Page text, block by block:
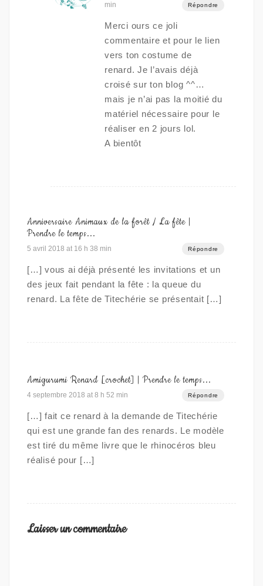
min
Répondre
Merci ours ce joli
commentaire et pour le lien
vers ton costume de
renard. Je l’avais déjà
croisé sur ton blog ^^…
mais je n’ai pas la moitié du
matériel nécessaire pour le
réaliser en 2 jours lol.
A bientôt
Anniversaire Animaux de la forêt / La fête |
Prendre le temps...
5 avril 2018 at 16 h 38 min Répondre
[…] vous ai déjà présenté les invitations et un
des jeux fait pendant la fête : la queue du
renard. La fête de Titechérie se présentait […]
Amigurumi Renard [crochet] | Prendre le temps...
4 septembre 2018 at 8 h 52 min Répondre
[…] fait ce renard à la demande de Titechérie
qui est une grande fan des renards. Le modèle
est tiré du même livre que le rhinocéros bleu
réalisé pour […]
Laisser un commentaire